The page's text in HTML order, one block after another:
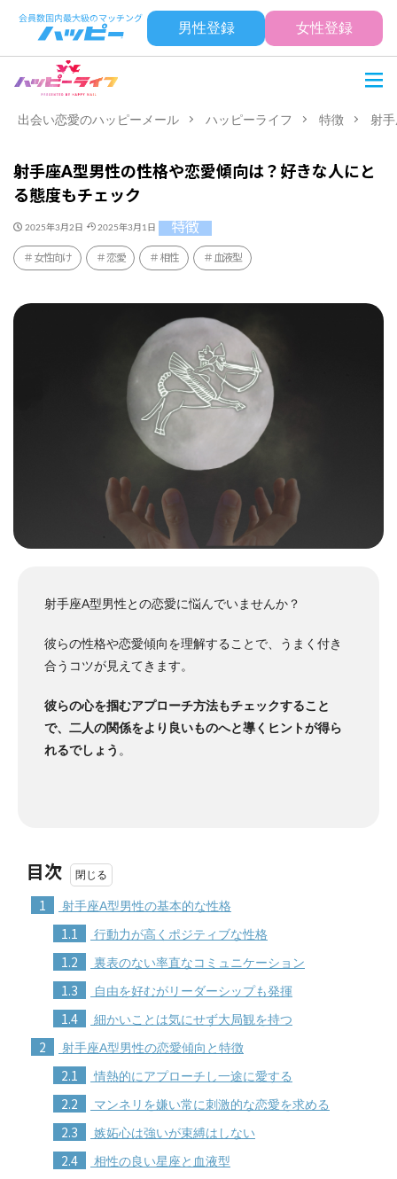
男性登録 女性登録
出会い恋愛のハッピーメール ハッピーライフ 特徴 射
射手座A型男性の性格や恋愛傾向は？好きな人にと
る態度もチェック
2025年3月2日 2025年3月1日 特徴
女性向け 恋愛 相性 血液型
射手座A型男性との恋愛に悩んでいませんか？
彼らの性格や恋愛傾向を理解することで、うまく付き
合うコツが見えてきます。
彼らの心を掴むアプローチ方法もチェックすること
で、二人の関係をより良いものへと導くヒントが得ら
れるでしょう 。
目次
1 射手座A型男性の基本的な性格
1.1 行動力が高くポジティブな性格
1.2 裏表のない率直なコミュニケーション
1.3 自由を好むがリーダーシップも発揮
1.4 細かいことは気にせず大局観を持つ
2 射手座A型男性の恋愛傾向と特徴
2.1 情熱的にアプローチし一途に愛する
2.2 マンネリを嫌い常に刺激的な恋愛を求める
2.3 嫉妬心は強いが束縛はしない
2.4 相性の良い星座と血液型